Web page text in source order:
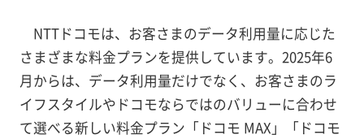
NTTドコモは、お客さまのデータ利用量に応じた
さまざまな料金プランを提供しています。2025年6
月からは、データ利用量だけでなく、お客さまのラ
イフスタイルやドコモならではのバリューに合わせ
て選べる新しい料金プラン「ドコモ MAX」「ドコモ